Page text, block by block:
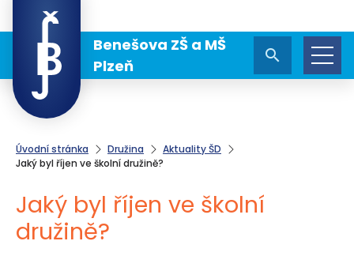
Benešova ZŠ a MŠ
Plzeň
Úvodní stránka Družina
Aktuality ŠD
Jaký byl říjen ve školní družině?
Jaký byl říjen ve školní
družině?